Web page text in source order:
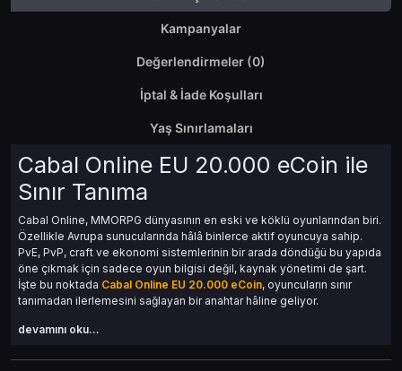
Kampanyalar
Değerlendirmeler (0)
İptal & İade Koşulları
Yaş Sınırlamaları
Cabal Online EU 20.000 eCoin ile
Sınır Tanıma
Cabal Online, MMORPG dünyasının en eski ve köklü oyunlarından biri.
Özellikle Avrupa sunucularında hâlâ binlerce aktif oyuncuya sahip.
PvE, PvP, craft ve ekonomi sistemlerinin bir arada döndüğü bu yapıda
öne çıkmak için sadece oyun bilgisi değil, kaynak yönetimi de şart.
İşte bu noktada Cabal Online EU 20.000 eCoin, oyuncuların sınır
tanımadan ilerlemesini sağlayan bir anahtar hâline geliyor.
Bu yazı boyunca hem
şekilde kullanıldı. Yapay zeka kokmayan, oyuncuya doğrudan hitap
devamını oku...